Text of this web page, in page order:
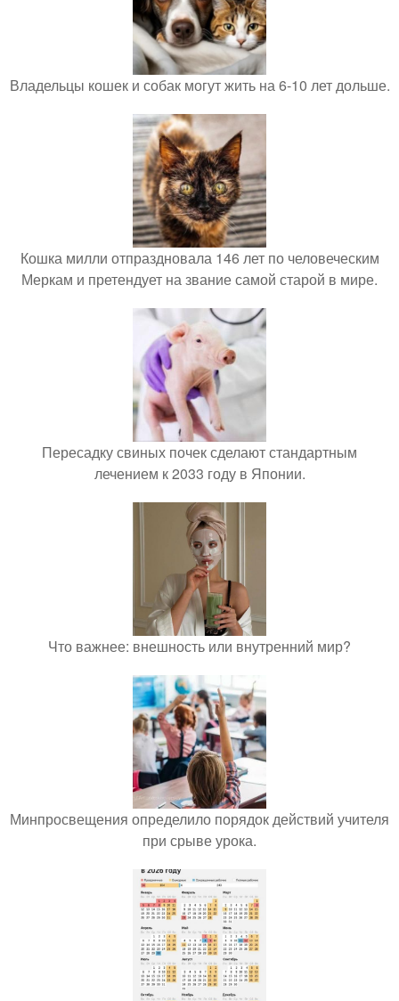
Владельцы кошек и собак могут жить на 6-10 лет дольше.
Кошка милли отпраздновала 146 лет по человеческим
Меркам и претендует на звание самой старой в мире.
Пересадку свиных почек сделают стандартным
лечением к 2033 году в Японии.
Что важнее: внешность или внутренний мир?
Минпросвещения определило порядок действий учителя
при срыве урока.